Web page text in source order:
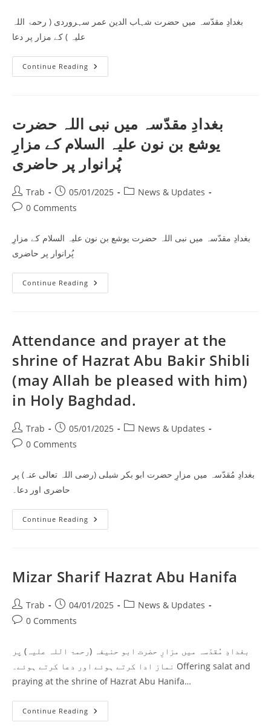
بغدادِ مقدّسہ میں حضرت شہاب الدین عمر سہروردی ( رحمۃ اللہ
علیہ ) کے مزار پر دعا
Continue Reading بغدادِ
مقدّسہ
سہروردی
(
رحمۃ
اللہ
علیہ
)
کے
پر
بغدادِ مقدّسہ میں نبی اللہ حضرت
یوشع بن نون علیہ السلام کے مزارِ
پُرانوار پر حاضری
Post
author:
Trab
Post
published:
05/01/2025
PostNews & Updates
Post0 Comments
بغدادِ مقدّسہ میں نبی اللہ حضرت یوشع بن نون علیہ السلام کے مزارِ
پُرانوار پر حاضری
Continue Reading بغدادِ
مقدّسہ
بن
علیہ
السلام
کے
مزارِ
پُرانوار
پر
حاضری
Attendance and prayer at the
shrine of Hazrat Abu Bakir Shibli
(may Allah be pleased with him)
in Holy Baghdad.
Post
author:
Trab
Post
published:
05/01/2025
PostNews & Updates
Post0 Comments
بغدادِ مُقدّسہ میں مزارِ حضرت ابو بکر شبلی (رضی اللہ تعالی عنہ) پر
حاضری اور دعا۔
Continue Reading Attendance
And
Of
Hazrat
Shibli
(may
With
Him)
In
Holy
Baghdad.
Mizar Sharif Hazrat Abu Hanifa
Post
author:
Trab
Post
published:
04/01/2025
PostNews & Updates
Post0 Comments
بغدادِ مُقدّسہ میں مزارِ حضرت ابو حنیفہ (رحمۃ اللہ علیہ) پر
نماز ادا کرتے ہوئے اور دعا کرتے ہوئے۔ Offering salat and
praying at the shrine of Hazrat Abu Hanifa…
Continue Reading Mizar
Sharif